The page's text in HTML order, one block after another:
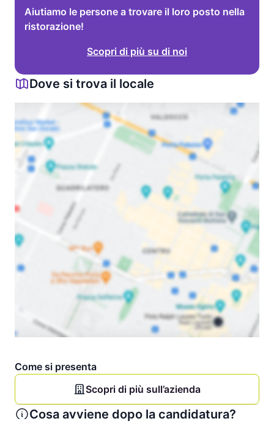
Aiutiamo le persone a trovare il loro posto nella
ristorazione!
Scopri di più su di noi
Dove si trova il locale
Come si presenta
Scopri di più sull’azienda
Cosa avviene dopo la candidatura?